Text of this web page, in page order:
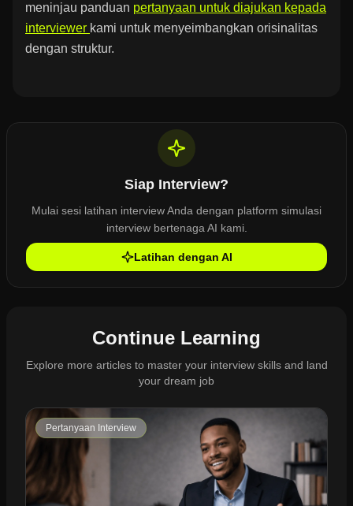
meninjau panduan pertanyaan untuk diajukan kepada
interviewer kami untuk menyeimbangkan orisinalitas
dengan struktur.
Siap Interview?
Mulai sesi latihan interview Anda dengan platform simulasi
interview bertenaga AI kami.
Latihan dengan AI
Continue Learning
Explore more articles to master your interview skills and land
your dream job
Pertanyaan Interview